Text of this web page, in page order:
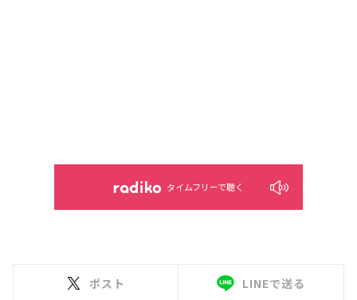
タイムフリーで聴く
ポスト LINEで送る